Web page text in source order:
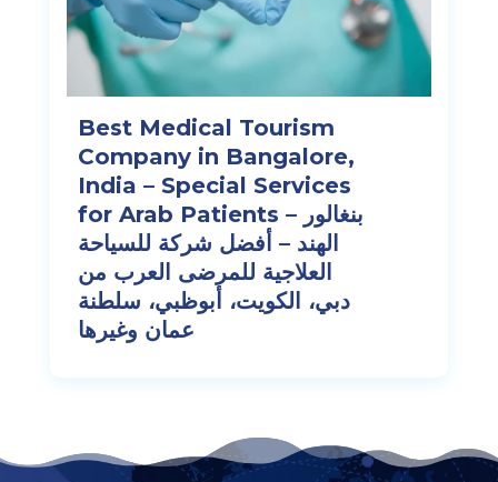
Best Medical Tourism
Company in Bangalore,
India – Special Services
for Arab Patients – بنغالور
الهند – أفضل شركة للسياحة
العلاجية للمرضى العرب من
دبي، الكويت، أبوظبي، سلطنة
عمان وغيرها